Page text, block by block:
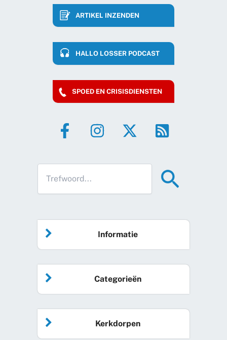
ARTIKEL INZENDEN
HALLO LOSSER PODCAST
SPOED EN CRISISDIENSTEN
Informatie
Home
Agenda
Categorieën
Algemeen nieuws
Kerkdorpen